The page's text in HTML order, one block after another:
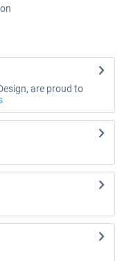
are proud to